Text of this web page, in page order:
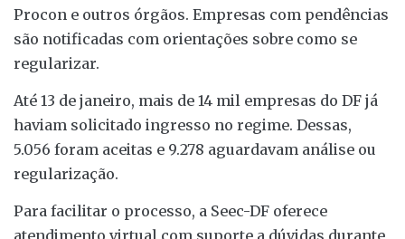
Procon e outros órgãos. Empresas com pendências
são notificadas com orientações sobre como se
regularizar.
Até 13 de janeiro, mais de 14 mil empresas do DF já
haviam solicitado ingresso no regime. Dessas,
5.056 foram aceitas e 9.278 aguardavam análise ou
regularização.
Para facilitar o processo, a Seec-DF oferece